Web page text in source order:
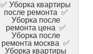
✅ Уборка квартиры
после ремонта ✅
Уборка после
ремонта цена ✅
Уборка после
ремонта москва ✅
Уборка квартиры